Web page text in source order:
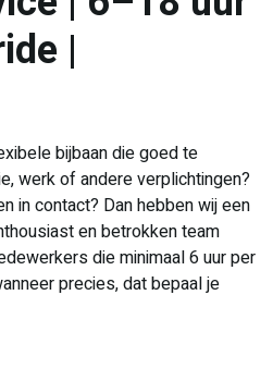
|
bijbaan die goed te
werk of andere verplichtingen?
in contact? Dan hebben wij een
en betrokken team
die minimaal 6 uur per
precies, dat bepaal je